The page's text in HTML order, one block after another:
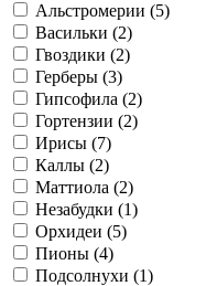
Альстромерии (5)
Васильки (2)
Гвоздики (2)
Герберы (3)
Гипсофила (2)
Гортензии (2)
Ирисы (7)
Каллы (2)
Маттиола (2)
Незабудки (1)
Орхидеи (5)
Пионы (4)
Подсолнухи (1)